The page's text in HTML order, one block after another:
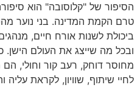
הסיפור של "קלוסובה" הוא
טרם הקמת המדינה. בני נוער
ביכולת לשנות אורח חיים,
ובכל מה שייצג את העולם הישן.
מחוסר דוחק, רעב קור וחולי,
לחיי שיתוף, שוויון, לקראת עליה